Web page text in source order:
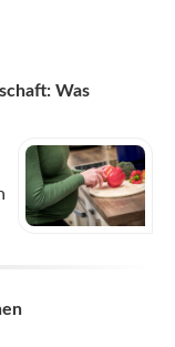
Was